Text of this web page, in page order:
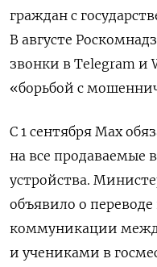
граждан с
В августе
звонки в Telegram и
«борьбой с
С 1 сентября Max
на все продаваемые
устройства.
объявило о
коммуникации
и учениками в